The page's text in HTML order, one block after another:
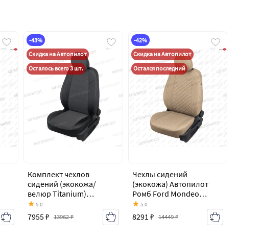
-43%
Скидка на Автопилот
Осталось всего 3 шт.
Комплект чехлов
сидений (экокожа/
велюр Titanium)
Автопилот Ford Mondeo
Mk4,BD дорестайлинг,
седан (2007-2010)
5.0
7955 ₽ 13962 ₽
-42%
Скидка на Автопилот
Остался последний
Чехлы сидений
(экокожа) Автопилот
Ромб Ford Mondeo
Mk4,BD дорестайлинг,
седан (2007-2010)
5.0
8291 ₽ 14449 ₽